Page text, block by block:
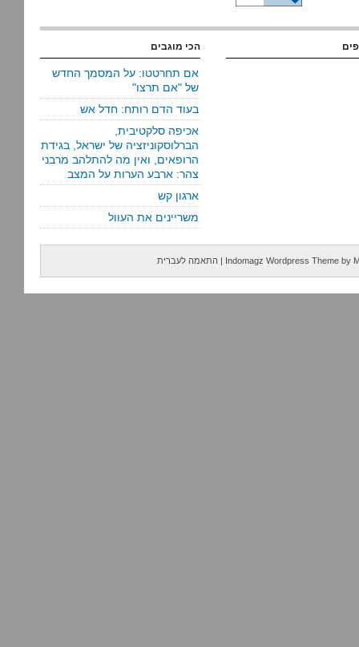
הכי מוגבים
אם תחרטטו: על המסמך החדש
של "אם תרצו"
בעוד הדם רותח: חדל אש
אכיפה סלקטיבית,
הברלוסקוניזציה של ישראל, בגידת
הרופאים, ואין מה להתלהב מרבני
צהר: ארבע הערות על המצב
ארגון קש
משריינים את העוול
Indomagz Wordpress Theme by
| התאמה לעברית